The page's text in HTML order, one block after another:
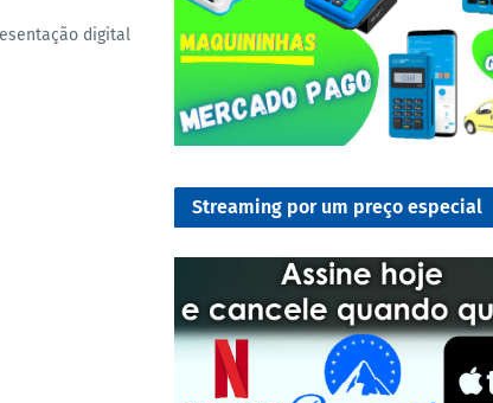
digital
Streaming por um preço especial